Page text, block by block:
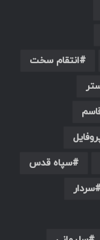
انتقام سخت
سپاه قدس
سردار